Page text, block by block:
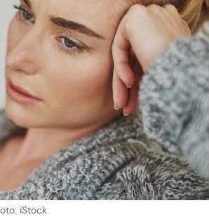
iStock